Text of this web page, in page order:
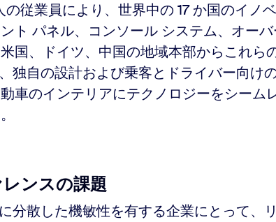
従業員により、世界中の 17 か国のイノ
ト パネル、コンソール システム、オー
国、ドイツ、中国の地域本部からこれら
独自の設計および乗客とドライバー向け
車のインテリアにテクノロジーをシーム
ンスの課題
分散した機敏性を有する企業にとって、